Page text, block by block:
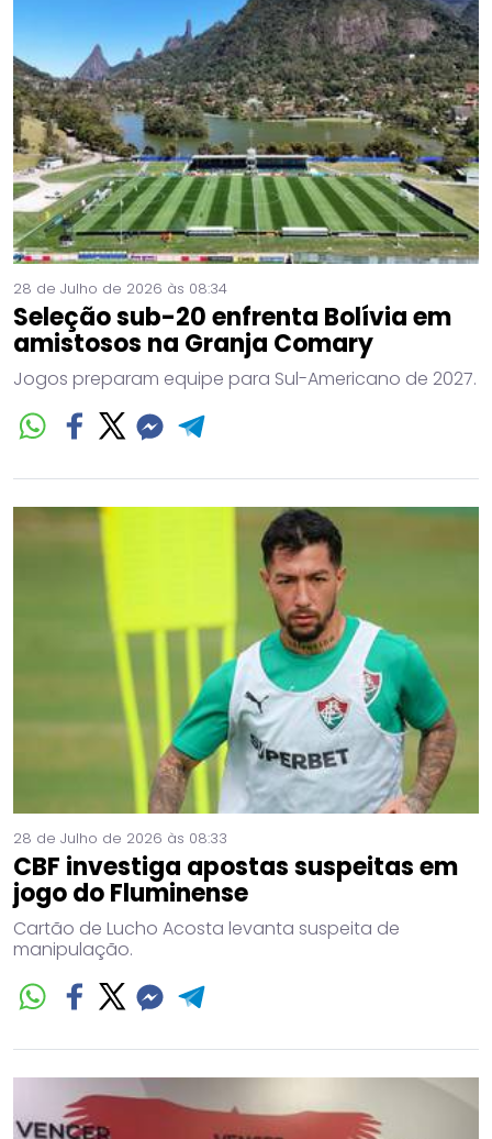
28 de Julho de 2026 às 08:34
Seleção sub-20 enfrenta Bolívia em
amistosos na Granja Comary
Jogos preparam equipe para Sul-Americano de 2027.
28 de Julho de 2026 às 08:33
CBF investiga apostas suspeitas em
jogo do Fluminense
Cartão de Lucho Acosta levanta suspeita de
manipulação.